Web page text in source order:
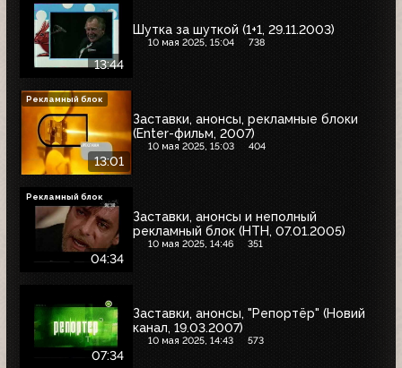
13:44
Шутка за шуткой (1+1, 29.11.2003)
10 мая 2025, 15:04 738
13:01
Заставки, анонсы, рекламные блоки
(Enter-фильм, 2007)
10 мая 2025, 15:03 404
Рекламный блок
04:34
Заставки, анонсы и неполный
рекламный блок (НТН, 07.01.2005)
10 мая 2025, 14:46 351
Рекламный блок
07:34
Заставки, анонсы, "Репортёр" (Новий
канал, 19.03.2007)
10 мая 2025, 14:43 573